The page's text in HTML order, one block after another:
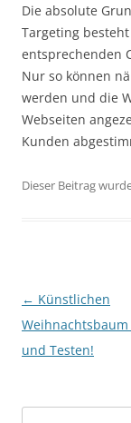
Die absolute
Targeting
entsprechenden
Nur so können
werden und die
Webseiten
Kunden
Dieser Beitrag
Beitrags-
Navigation
← Künstlichen
Weihnachtsbaum
und Testen!